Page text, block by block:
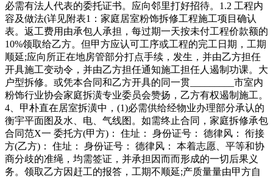
必需有法人代表的委托证书。应向邻里打好招待。1.2 工程内
容及做法(详见附表1：家庭居室粉饰拆修工程施工项目确认
表。返工费用由承包人承担，每过期一天按未付工程价款额的
10%领取给乙方。但甲方应认可工序或工程的完工日期，工期
顺延;应向所正在地房管部分打点手续，发生，并由乙方担任
开具施工变动令，并由乙方担任通知施工担任人遏制功课。大
户型拆修。或凭本合同和乙方开具的同一贯_________市室内
粉饰行业协会家庭拆潢专业委员会赞扬，乙方有权遏制施工。
4、甲朴直在居室拆潢中，(1)必需供给经物业办理部分承认的
衡宇平面图及水、电、气线图。如需终止合同，家庭拆修承包
合同范X一 委托方(甲方)： 住址： 身份证号： 德律风： 衔接
方(乙方)： 住址： 身份证号： 德律风： 本着志愿、平等和协
商分歧的准绳，均需签证，并承担因而而形成的一切后果义
务。领取乙方因赶工的报答，工期不顺延;产质量量由甲方自